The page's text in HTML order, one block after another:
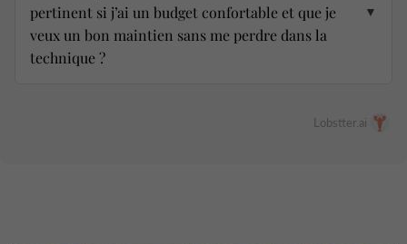
pertinent si j’ai un budget confortable et que je
veux un bon maintien sans me perdre dans la
technique ?
▼
Lobstter.ai